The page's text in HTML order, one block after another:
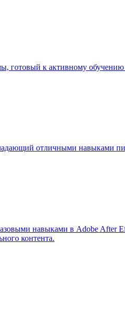
готовый к активному
отличными навыками
навыками в Adobe After
контента.